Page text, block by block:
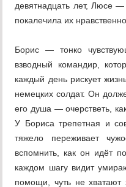
девятнадцать лет, Люсе
покалечила их
Борис — тонко
взводный командир,
каждый день рискует
немецких солдат. Он
его душа — очерстветь,
У Бориса трепетная и
тяжело переживает
вспомнить, как он идёт
каждом шагу видит
помощи, чуть не хватают